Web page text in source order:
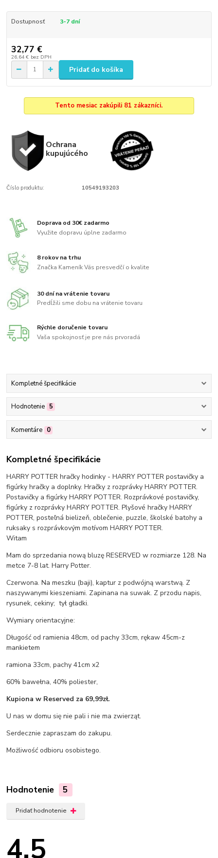
Dostupnosť 3-7 dní
32,77 €
26,64 € bez DPH
Pridať do košíka
Tento mesiac zakúpili 81 zákazníci.
Ochrana
kupujúcého
Číslo produktu: 10549193203
Doprava od 30€ zadarmo
Využite dopravu úplne zadarmo
8 rokov na trhu
Značka Kameník Vás presvedčí o kvalite
30 dní na vrátenie tovaru
Predĺžili sme dobu na vrátenie tovaru
Rýchle doručenie tovaru
Vaša spokojnosť je pre nás prvoradá
Kompletné špecifikácie
Hodnotenie 5
Komentáre 0
Kompletné špecifikácie
HARRY POTTER hračky hodinky - HARRY POTTER postavičky a
figúrky hračky a doplnky. Hračky z rozprávky HARRY POTTER.
Postavičky a figúrky HARRY POTTER. Rozprávkové postavičky,
figúrky z rozprávky HARRY POTTER. Plyšové hračky HARRY
POTTER, posteľná bielizeň, oblečenie, puzzle, školské batohy a
ruksaky s rozprávkovým motívom HARRY POTTER.
Witam
Mam do sprzedania nową bluzę RESERVED w rozmiarze 128. Na
metce 7-8 lat. Harry Potter.
Czerwona. Na meszku (baji), kaptur z podwójną warstwą. Z
naszywanymi kieszeniami. Zapinana na suwak. Z przodu napis,
rysunek, cekiny; tył gładki.
Wymiary orientacyjne:
Długość od ramienia 48cm, od pachy 33cm, rękaw 45cm-z
mankietem
ramiona 33cm, pachy 41cm x2
60% bawełna, 40% poliester,
Kupiona w Reserved za 69,99zł.
U nas w domu się nie pali i nie ma zwierząt.
Serdecznie zapraszam do zakupu.
Możliwość odbioru osobistego.
Hodnotenie 5
Pridať hodnotenie
4.5